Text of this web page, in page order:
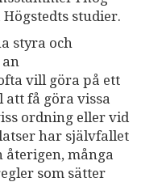
studier.
styra och
vill göra på ett
få göra vissa
ordning eller vid
har självfallet
många
som sätter